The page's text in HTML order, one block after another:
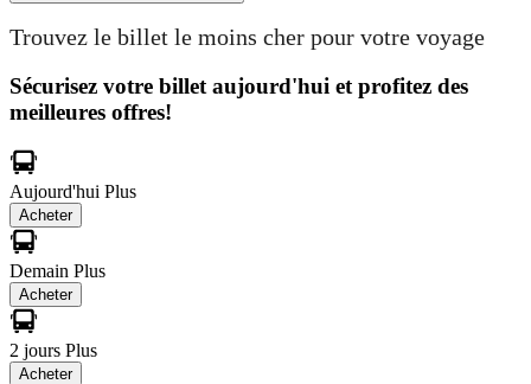
Trouvez le billet le moins cher pour votre voyage
Sécurisez votre billet aujourd'hui et profitez des
meilleures offres!
Aujourd'hui Plus
Acheter
Demain Plus
Acheter
2 jours Plus
Acheter